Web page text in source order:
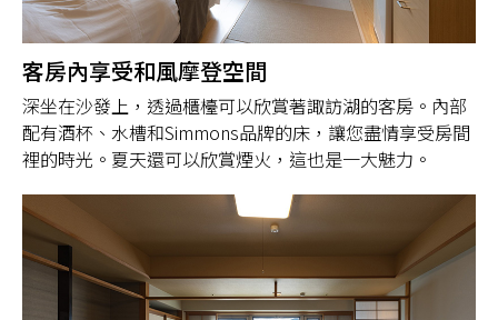
客房內享受和風摩登空間
深坐在沙發上，透過櫃檯可以欣賞著諏訪湖的客房。內部
配有酒杯、水槽和Simmons品牌的床，讓您盡情享受房間
裡的時光。夏天還可以欣賞煙火，這也是一大魅力。